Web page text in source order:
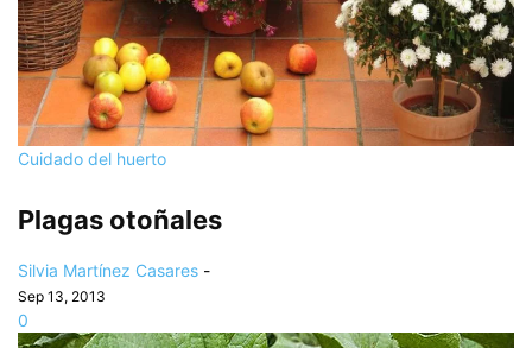
Cuidado del huerto
Plagas otoñales
Silvia Martínez Casares -
Sep 13, 2013
0